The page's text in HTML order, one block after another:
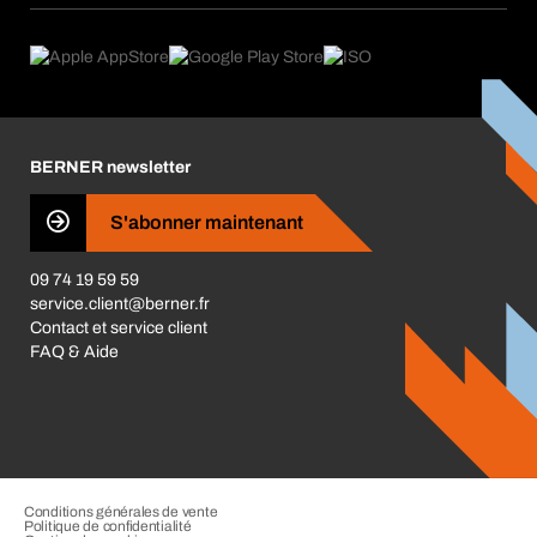
eProcurement
Guides de choix
Catégories produits
Ce qui nous motive
Les magasins BERNER
Presse
Business Conduct
BERNER newsletter
S'abonner maintenant
09 74 19 59 59
service.client@berner.fr
Contact et service client
FAQ & Aide
Conditions générales de vente
Politique de confidentialité